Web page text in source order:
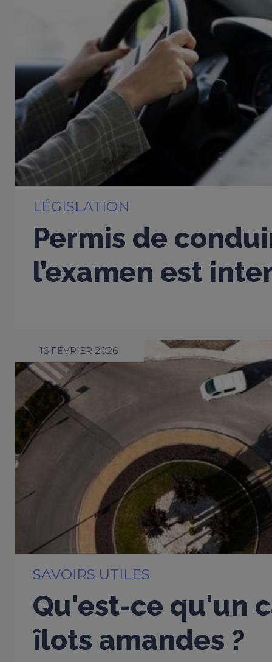
LÉGISLATION
Permis de
l’examen est
16 FÉVRIER 2026
SAVOIRS UTILES
Qu'est-ce qu'un
îlots amandes ?